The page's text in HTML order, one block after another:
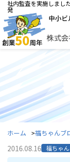
社内監査を実施しま
発
ホーム 福ちゃんブ
2016.08.16 福ちゃ